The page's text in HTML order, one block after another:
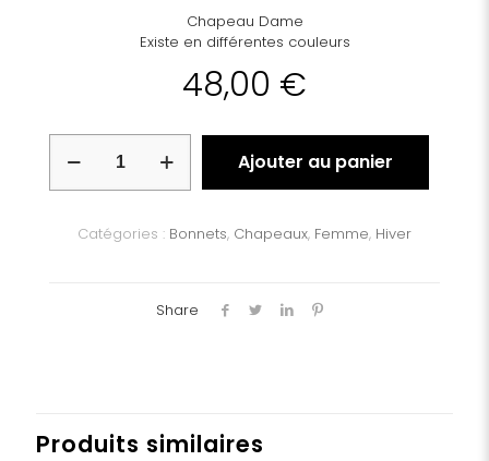
Chapeau Dame
Existe en différentes couleurs
48,00 €
Chapeau
Ajouter au panier
Catégories : Bonnets, Chapeaux, Femme, Hiver
Share
Produits similaires